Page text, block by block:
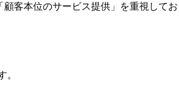
客本位のサービス提供」を重視して
。